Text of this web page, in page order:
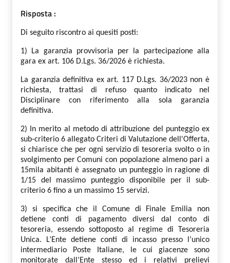
Risposta :
Di seguito riscontro ai quesiti posti:
1) La garanzia provvisoria per la partecipazione alla
gara ex art. 106 D.Lgs. 36/2026 è richiesta.
La garanzia definitiva ex art. 117 D.Lgs. 36/2023 non è
richiesta, trattasi di refuso quanto indicato nel
Disciplinare con riferimento alla sola garanzia
definitiva.
2) In merito al metodo di attribuzione del punteggio ex
sub-criterio 6 allegato Criteri di Valutazione dell'Offerta,
si chiarisce che per ogni servizio di tesoreria svolto o in
svolgimento per Comuni con popolazione almeno pari a
15mila abitanti è assegnato un punteggio in ragione di
1/15 del massimo punteggio disponibile per il sub-
criterio 6 fino a un massimo 15 servizi.
3) si specifica che il Comune di Finale Emilia non
detiene conti di pagamento diversi dal conto di
tesoreria, essendo sottoposto al regime di Tesoreria
Unica. L’Ente detiene conti di incasso presso l’unico
intermediario Poste Italiane, le cui giacenze sono
monitorate dall’Ente stesso ed i relativi prelievi